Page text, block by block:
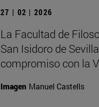
27 | 02 | 2026
La Facultad de
San Isidoro de
compromiso con la
Imagen Manuel Castells